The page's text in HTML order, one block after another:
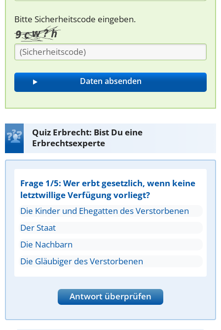
Bitte Sicherheitscode eingeben.
Quiz Erbrecht: Bist Du eine
Erbrechtsexperte
Frage 1/5: Wer erbt gesetzlich, wenn keine
letztwillige Verfügung vorliegt?
Die Kinder und Ehegatten des Verstorbenen
Der Staat
Die Nachbarn
Die Gläubiger des Verstorbenen
Antwort überprüfen